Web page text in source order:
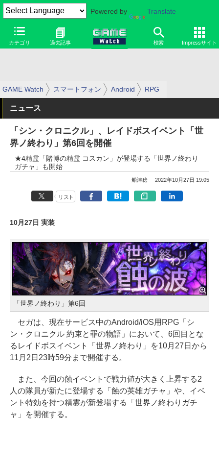
Powered by Translate
カテゴリ 過去記事 検索 Impressサイト
GAME Watch スマートフォン Android RPG
ニュース
「シン・クロニクル」、レイドボスイベント「世
界ノ終わり」第6回を開催
★4精霊「賭博の精霊 コスカン」が登場する「世界ノ終わり
ガチャ」も開始
船津稔 2022年10月27日 19:05
リスト
10月27日 実装
「世界ノ終わり」第6回
セガは、現在サービス中のAndroid/iOS用RPG「シ
ン・クロニクル 約束と罪の物語」において、6回目とな
るレイドボスイベント「世界ノ終わり」を10月27日から
11月2日23時59分まで開催する。
また、今回の蝕イベントで戦力値が大きく上昇する2
人の隊員が新たに登場する「蝕の英雄ガチャ」や、イベ
ント特効を持つ精霊が新登場する「世界ノ終わりガチ
ャ」を開催する。